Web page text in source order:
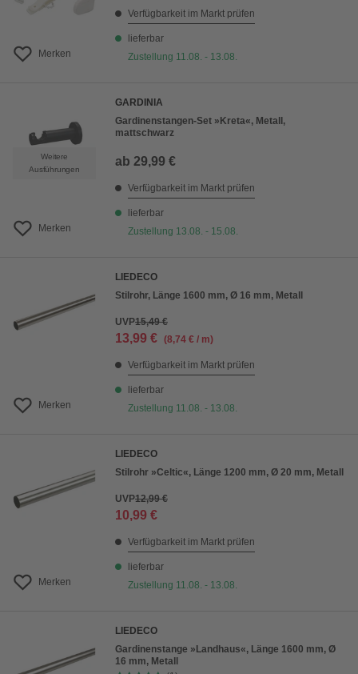
Merken
Verfügbarkeit im Markt prüfen
lieferbar
Zustellung 11.08. - 13.08.
Weitere
Ausführungen
Merken
GARDINIA
Gardinenstangen-Set »Kreta«, Metall,
mattschwarz
ab 29,99 €
Verfügbarkeit im Markt prüfen
lieferbar
Zustellung 13.08. - 15.08.
Merken
LIEDECO
Stilrohr, Länge 1600 mm, Ø 16 mm, Metall
UVP15,49 €
13,99 € (8,74 € / m)
Verfügbarkeit im Markt prüfen
lieferbar
Zustellung 11.08. - 13.08.
Merken
LIEDECO
Stilrohr »Celtic«, Länge 1200 mm, Ø 20 mm, Metall
UVP12,99 €
10,99 €
Verfügbarkeit im Markt prüfen
lieferbar
Zustellung 11.08. - 13.08.
LIEDECO
Gardinenstange »Landhaus«, Länge 1600 mm, Ø
16 mm, Metall